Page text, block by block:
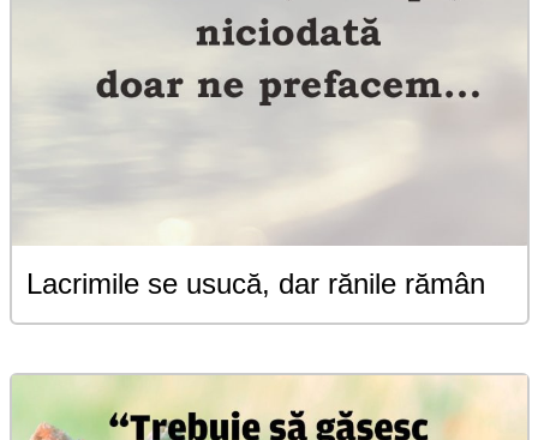
Lacrimile se usucă, dar rănile rămân